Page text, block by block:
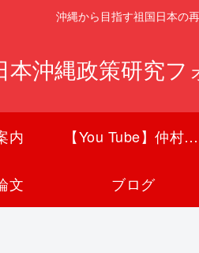
沖縄から目指す祖国日本の
本沖縄政策研究フ
内 【You Tube】仲村覚チャンネル
文 ブログ